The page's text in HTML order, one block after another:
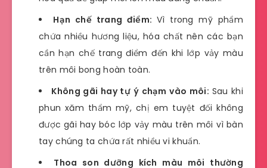
Hạn chế trang điểm: Vì trong mỹ phẩm
chứa nhiều hương liệu, hóa chất nên các bạn
cần hạn chế trang điểm đến khi lớp vảy màu
trên môi bong hoàn toàn.
Không gãi hay tự ý chạm vào môi: Sau khi
phun xăm thẩm mỹ, chị em tuyệt đối không
được gãi hay bóc lớp vảy màu trên môi vì bàn
tay chúng ta chứa rất nhiều vi khuẩn.
Thoa son dưỡng kích màu môi thường